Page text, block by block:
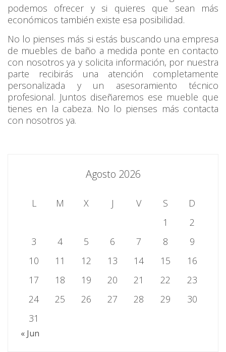
podemos ofrecer y si quieres que sean más
económicos también existe esa posibilidad.
No lo pienses más si estás buscando una empresa
de muebles de baño a medida ponte en contacto
con nosotros ya y solicita información, por nuestra
parte recibirás una atención completamente
personalizada y un asesoramiento técnico
profesional. Juntos diseñaremos ese mueble que
tienes en la cabeza. No lo pienses más contacta
con nosotros ya.
Agosto 2026
L M X J V S
D
1
2
3
4 5 6 7 8
9
10
11 12 13 14 15
16
17
18 19 20 21 22
23
24
25 26 27 28 29
30
31
« Jun